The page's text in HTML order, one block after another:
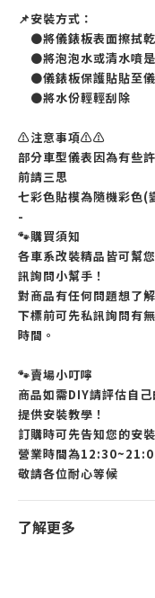
📌安裝方式：
●將儀錶板表面擦拭
●將泡泡水或清水噴
●儀錶板保護貼貼至
●將水份輕輕刮除
⚠️注意事項⚠️⚠️
部分車型儀表因為有些
前請三思
七彩色貼模為隨機彩色(
-
🐾購買須知
各車系改裝精品皆可幫
訊詢問小幫手！
對商品有任何問題想了
下標前可先私訊詢問有
時間。
🐾賣場小叮嚀
商品如需DIY請評估自
提供安裝教學！
訂購時可先告知您的安
營業時間為
敬請各位耐心等候
了解更多